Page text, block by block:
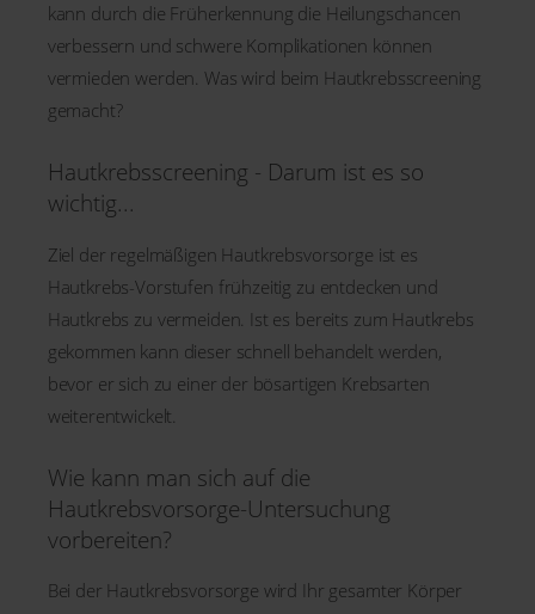
kann durch die Früherkennung die Heilungschancen
verbessern und schwere Komplikationen können
vermieden werden. Was wird beim Hautkrebsscreening
gemacht?
Hautkrebsscreening - Darum ist es so
wichtig...
Ziel der regelmäßigen Hautkrebsvorsorge ist es
Hautkrebs-Vorstufen frühzeitig zu entdecken und
Hautkrebs zu vermeiden. Ist es bereits zum Hautkrebs
gekommen kann dieser schnell behandelt werden,
bevor er sich zu einer der bösartigen Krebsarten
weiterentwickelt.
Wie kann man sich auf die
Hautkrebsvorsorge-Untersuchung
vorbereiten?
Bei der Hautkrebsvorsorge wird Ihr gesamter Körper